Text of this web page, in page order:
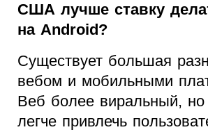
США лучше ставку
на Android?
Существует большая
вебом и мобильными
Веб более виральный, но
легче привлечь